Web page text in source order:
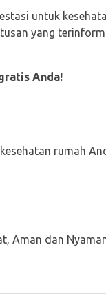
untuk
yang
Anda!
rumah
Aman dan